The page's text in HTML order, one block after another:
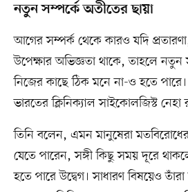
নতুন সম্পর্কে অতীতের ছায়া
আগের সম্পর্ক থেকে কারও যদি
উপেক্ষার অভিজ্ঞতা থাকে, তাহলে নতুন
নিজের কাছে ঠিক মনে না-ও হতে
ভারতের ক্লিনিক্যাল সাইকোলজিস্ট নেহা
তিনি বলেন, এমন মানুষেরা
যেতে পারেন, সঙ্গী কিছু সময় দূরে
হতে পারে উদ্বেগ। সাধারণ বিষয়েও